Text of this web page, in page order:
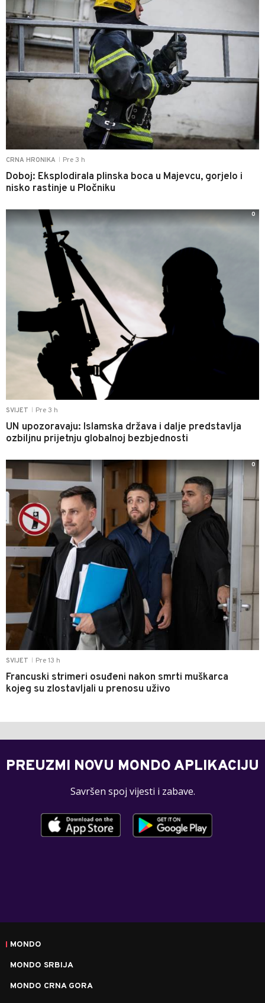
CRNA HRONIKA Pre 3 h
Doboj: Eksplodirala plinska boca u Majevcu, gorjelo i
nisko rastinje u Pločniku
SVIJET Pre 3 h
UN upozoravaju: Islamska država i dalje predstavlja
ozbiljnu prijetnju globalnoj bezbjednosti
0
SVIJET Pre 13 h
Francuski strimeri osuđeni nakon smrti muškarca
kojeg su zlostavljali u prenosu uživo
0
PREUZMI NOVU MONDO APLIKACIJU
Savršen spoj vijesti i zabave.
MONDO
MONDO SRBIJA
MONDO CRNA GORA